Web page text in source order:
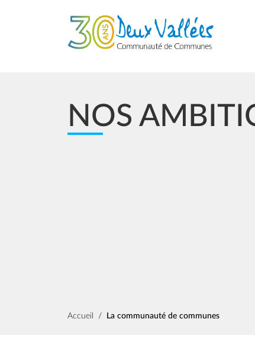
NOS
Fil d'Ariane
Accueil La communauté de communes